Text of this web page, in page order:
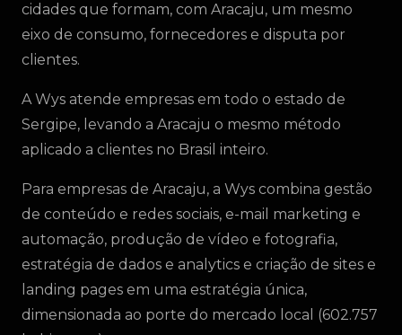
cidades que formam, com Aracaju, um mesmo
eixo de consumo, fornecedores e disputa por
clientes.
A Wys atende empresas em todo o estado de
Sergipe, levando a Aracaju o mesmo método
aplicado a clientes no Brasil inteiro.
Para empresas de Aracaju, a Wys combina gestão
de conteúdo e redes sociais, e-mail marketing e
automação, produção de vídeo e fotografia,
estratégia de dados e analytics e criação de sites e
landing pages em uma estratégia única,
dimensionada ao porte do mercado local (602.757